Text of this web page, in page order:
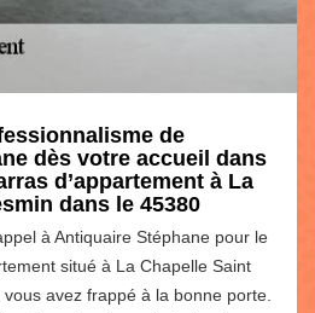
de
dès votre accueil dans
d’appartement à La
dans le 45380
à Antiquaire Stéphane pour le
situé à La Chapelle Saint
avez frappé à la bonne porte.